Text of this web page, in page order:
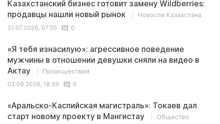
Казахстанский бизнес готовит замену Wildberries:
продавцы нашли новый рынок
Новости Казахстана
31.07.2026, 07:55
0
«Я тебя изнасилую»: агрессивное поведение
мужчины в отношении девушки сняли на видео в
Актау
Происшествия
02.08.2026, 18:29
0
«Аральско-Каспийская магистраль»: Токаев дал
старт новому проекту в Мангистау
Общество